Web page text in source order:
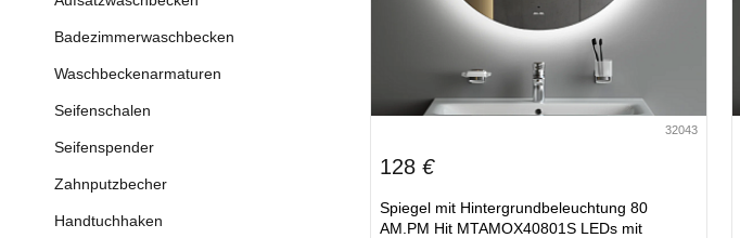
Badezimmerwaschbecken
Waschbeckenarmaturen
Seifenschalen
Seifenspender
Zahnputzbecher
Handtuchhaken
32043
128 €
Spiegel mit Hintergrundbeleuchtung 80
AM.PM Hit MTAMOX40801S LEDs mit